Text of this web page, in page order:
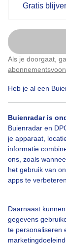
Gratis
Als je doorgaat,
Heb je al een
Buienradar is
Buienradar en
je apparaat,
informatie
ons, zoals
het gebruik van
apps te verbeteren.
Daarnaast
gegevens
te personaliseren
Door: Dilia van Zon
Bekijk slideshow